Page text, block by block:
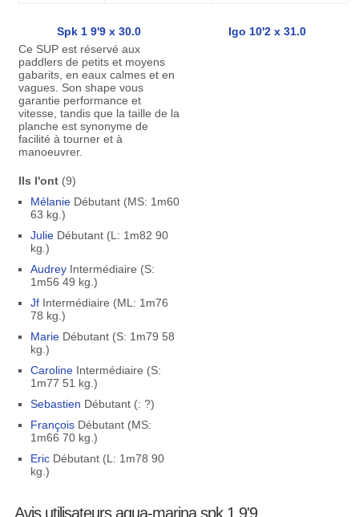
Spk 1 9'9 x 30.0
Igo 10'2 x 31.0
Ce SUP est réservé aux
paddlers de petits et moyens
gabarits, en eaux calmes et en
vagues. Son shape vous
garantie performance et
vitesse, tandis que la taille de la
planche est synonyme de
facilité à tourner et à
manoeuvrer.
Ils l'ont(9)
MélanieDébutant (MS: 1m60
63 kg.)
JulieDébutant (L: 1m82 90
kg.)
AudreyIntermédiaire (S:
1m56 49 kg.)
JfIntermédiaire (ML: 1m76
78 kg.)
MarieDébutant (S: 1m79 58
kg.)
CarolineIntermédiaire (S:
1m77 51 kg.)
Sebastien Débutant (: ?)
FrançoisDébutant (MS:
1m66 70 kg.)
EricDébutant (L: 1m78 90
kg.)
Avis utilisateurs aqua-marina spk 1 9'9